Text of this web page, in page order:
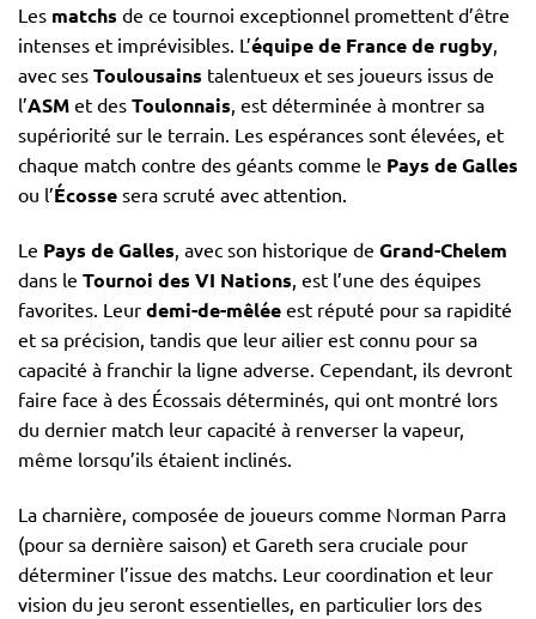
Les matchs de ce tournoi exceptionnel promettent d’être
intenses et imprévisibles. L’équipe de France de rugby,
avec ses Toulousains talentueux et ses joueurs issus de
l’ASM et des Toulonnais, est déterminée à montrer sa
supériorité sur le terrain. Les espérances sont élevées, et
chaque match contre des géants comme le Pays de Galles
ou l’Écosse sera scruté avec attention.
Le Pays de Galles, avec son historique de Grand-Chelem
dans le Tournoi des VI Nations, est l’une des équipes
favorites. Leur demi-de-mêlée est réputé pour sa rapidité
et sa précision, tandis que leur ailier est connu pour sa
capacité à franchir la ligne adverse. Cependant, ils devront
faire face à des Écossais déterminés, qui ont montré lors
du dernier match leur capacité à renverser la vapeur,
même lorsqu’ils étaient inclinés.
La charnière, composée de joueurs comme Norman Parra
(pour sa dernière saison) et Gareth sera cruciale pour
déterminer l’issue des matchs. Leur coordination et leur
vision du jeu seront essentielles, en particulier lors des